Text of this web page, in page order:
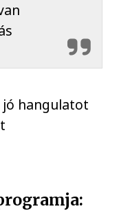
jó hangulatot